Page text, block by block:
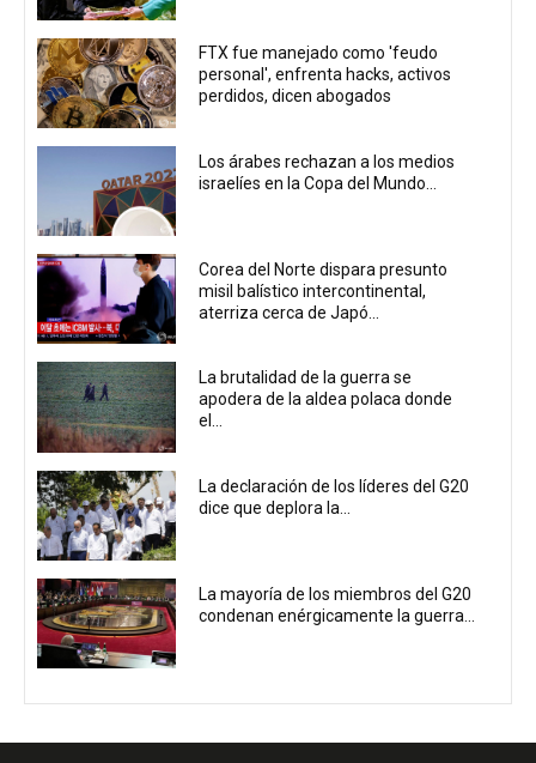
FTX fue manejado como 'feudo
personal', enfrenta hacks, activos
perdidos, dicen abogados
Los árabes rechazan a los medios
israelíes en la Copa del Mundo...
Corea del Norte dispara presunto
misil balístico intercontinental,
aterriza cerca de Japó...
La brutalidad de la guerra se
apodera de la aldea polaca donde
el...
La declaración de los líderes del G20
dice que deplora la...
La mayoría de los miembros del G20
condenan enérgicamente la guerra...